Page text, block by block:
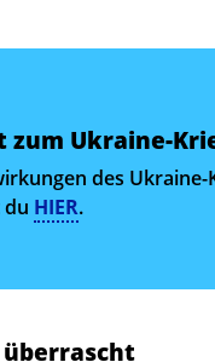
zum Ukraine-
des
HIER.
überrascht